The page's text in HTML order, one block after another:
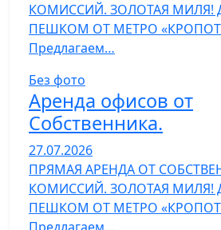
КОМИССИЙ. ЗОЛОТАЯ МИЛЯ!
ПЕШКОМ ОТ МЕТРО
Предлагаем…
Без фото
Аренда офисов от
Собственника.
27.07.2026
ПРЯМАЯ АРЕНДА ОТ
КОМИССИЙ. ЗОЛОТАЯ МИЛЯ!
ПЕШКОМ ОТ МЕТРО